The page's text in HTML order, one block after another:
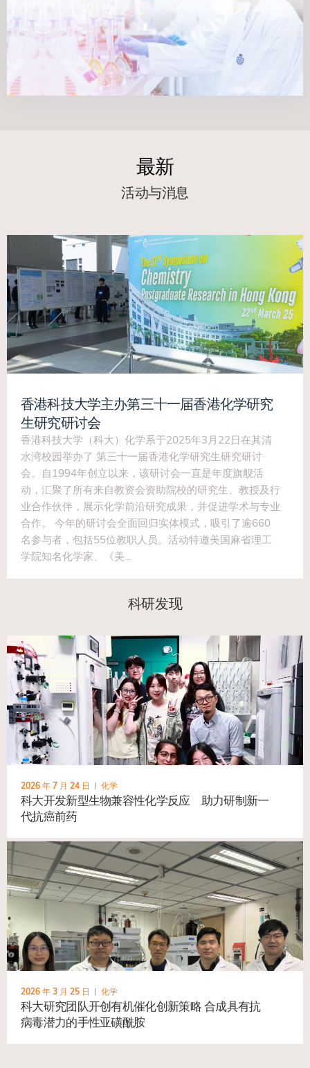
最新
活动与消息
香港科技大学主办第三十一届香港化学研究
生研究研讨会
香港科技大学（科大）化学系于2025年3月22日在其清
水湾校园举办了 第三十一届香港化学研究生研究研讨
会。自1994年创立以来，该研讨会一直是年度旗舰活
动，汇聚了所有来自教资会资助院校的研究生、教授及行
业合作伙伴，展示化学前沿研究成果，并促进学术与专业
合作。 今年的研讨会全面回归实体模式，吸引了逾660
名参与者，包括55位教职人员。活动特邀美国麻省理工
学院知名化学家、《美...
科研发现
2026 年 7 月 24 日 化学
科大开发新型生物兼容性化学反应 助力研制新一
代抗癌前药
2026 年 3 月 25 日 化学
科大研究团队开创有机催化创新策略 合成具有抗
病毒潜力的手性亚磺酰胺